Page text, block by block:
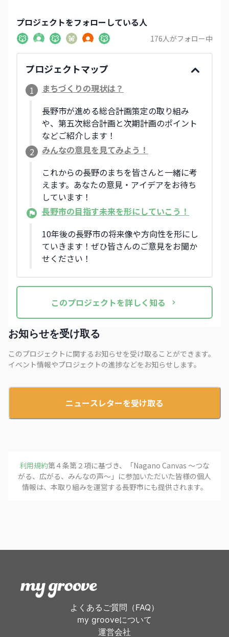
プロジェクトをフォローしている人
176人がフォロー中
プロジェクトマップ
1
まちづくりの現状は？
長野市が進める総合計画策定の取り組み
や、第五次総合計画と次期計画のポイント
などご紹介します！
2
みんなの意見を見てみよう！
これからの長野のまちを皆さんと一緒に考
えます。あなたの意見・アイデアをお待ち
しています！
長野市の目指す未来を形にしていこう！
10年後の長野市の将来像や方向性を形にし
ていきます！ぜひ皆さんのご意見をお聞か
せください！
このプロジェクトを詳しく知る
お知らせを受け取る
このプロジェクトに関するお知らせを受け取ることができます。
イベント情報やプロジェクトの進捗などをお知らせします。
ニュースレターを受け取る
利用規約第４条第２項に基づき、「Nagano Canvas 〜つな
がる、広がる、みんなの声〜 」に参加いただいた皆様の個人
情報は、本取り組みを運営する長野市にも提供されます。
よくあるご質問（FAQ）
my grooveについて
運営会社